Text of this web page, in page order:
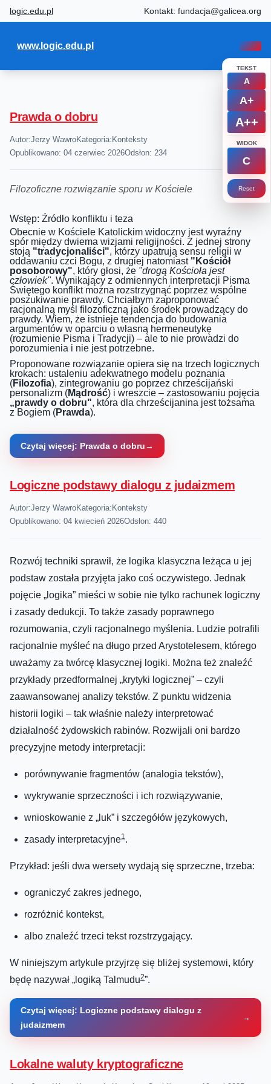
TEKST
A
A+
A++
WIDOK
C
Reset
logic.edu.pl Kontakt: fundacja@galicea.org
www.logic.edu.pl
Prawda o dobru
Autor:Jerzy WawroKategoria: Konteksty
Opublikowano: 04 czerwiec 2026Odsłon: 234
Filozoficzne rozwiązanie sporu w Kościele
Wstęp: Źródło konfliktu i teza
Obecnie w Kościele Katolickim widoczny jest wyraźny
spór między dwiema wizjami religijności. Z jednej strony
stoją "tradycjonaliści", którzy upatrują sensu religii w
oddawaniu czci Bogu, z drugiej natomiast "Kościół
posoborowy", który głosi, że "drogą Kościoła jest
człowiek". Wynikający z odmiennych interpretacji Pisma
Świętego konflikt można rozstrzygnąć poprzez wspólne
poszukiwanie prawdy. Chciałbym zaproponować
racjonalną myśl filozoficzną jako środek prowadzący do
prawdy. Wiem, że istnieje tendencja do budowania
argumentów w oparciu o własną hermeneutykę
(rozumienie Pisma i Tradycji) – ale to nie prowadzi do
porozumienia i nie jest potrzebne.
Proponowane rozwiązanie opiera się na trzech logicznych
krokach: ustaleniu adekwatnego modelu poznania
(Filozofia), zintegrowaniu go poprzez chrześcijański
personalizm (Mądrość) i wreszcie – zastosowaniu pojęcia
„prawdy o dobru", która dla chrześcijanina jest tożsama
z Bogiem (Prawda).
Czytaj więcej: Prawda o dobru
Logiczne podstawy dialogu z judaizmem
Autor:Jerzy WawroKategoria: Konteksty
Opublikowano: 04 kwiecień 2026Odsłon: 440
Rozwój techniki sprawił, że logika klasyczna leżąca u jej
podstaw została przyjęta jako coś oczywistego. Jednak
pojęcie „logika” mieści w sobie nie tylko rachunek logiczny
i zasady dedukcji. To także zasady poprawnego
rozumowania, czyli racjonalnego myślenia. Ludzie potrafili
racjonalnie myśleć na długo przed Arystotelesem, którego
uważamy za twórcę klasycznej logiki. Można też znaleźć
przykłady przedformalnej „krytyki logicznej” – czyli
zaawansowanej analizy tekstów. Z punktu widzenia
historii logiki – tak właśnie należy interpretować
działalność żydowskich rabinów. Rozwijali oni bardzo
precyzyjne metody interpretacji:
porównywanie fragmentów (analogia tekstów),
wykrywanie sprzeczności i ich rozwiązywanie,
wnioskowanie z „luk” i szczegółów językowych,
zasady interpretacyjne1.
Przykład: jeśli dwa wersety wydają się sprzeczne, trzeba:
ograniczyć zakres jednego,
rozróżnić kontekst,
albo znaleźć trzeci tekst rozstrzygający.
W niniejszym artykule przyjrzę się bliżej systemowi, który
będę nazywał „logiką Talmudu2”.
Czytaj więcej: Logiczne podstawy dialogu z
judaizmem
Lokalne waluty kryptograficzne